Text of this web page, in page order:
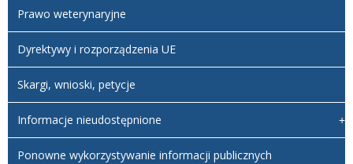
Prawo weterynaryjne
Dyrektywy i rozporządzenia UE
Skargi, wnioski, petycje
Informacje nieudostępnione
Ponowne wykorzystywanie informacji publicznych